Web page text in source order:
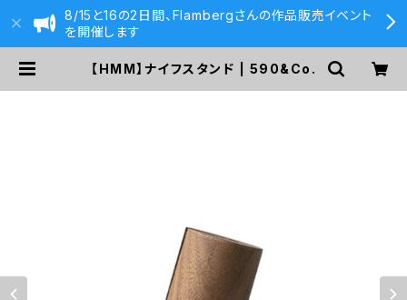
8/15と16の2日間、Flambergさんの作品販売イベント
を開催します
【HMM】ナイフスタンド | 590&Co.